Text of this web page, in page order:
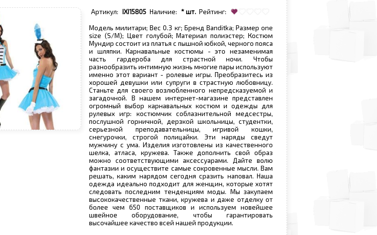
Артикул: IXI15805 Наличие: * шт. Рейтинг:
Модель милитари; Вес 0.3 кг; Бренд Banditka; Размер one
size (S/M); Цвет голубой; Материал полиэстер; Костюм
Мундир состоит из платья с пышной юбкой, черного пояса
и шляпки. Карнавальные костюмы - это незаменимая
часть гардероба для страстной ночи. Чтобы
разнообразить интимную жизнь многие пары используют
именно этот вариант - ролевые игры. Преобразитесь из
хорошей девушки или супруги в страстную любовницу.
Станьте для своего возлюбленного непредсказуемой и
загадочной. В нашем интернет-магазине представлен
огромный выбор карнавальных костюм и одежды для
рулевых игр: костюмчик соблазнительной медсестры,
послушной горничной, дерзкой школьницы, студентки,
серьезной преподавательницы, игривой кошки,
снегурочки, строгой полицайки. Эти наряды сведут
мужчину с ума. Изделия изготовлены из качественного
шелка, атласа, кружева. Также дополнить свой образ
можно соответствующими аксессуарами. Дайте волю
фантазии и осуществите самые сокровенные мысли. Вам
решать, каким нарядом сегодня сразить наповал. Наша
одежда идеально подходит для женщин, которые хотят
следовать последним тенденциям моды. Мы закупаем
высококачественные ткани, кружева и даже отделку от
более чем 650 поставщиков и используем новейшее
швейное оборудование, чтобы гарантировать
высочайшее качество всей нашей продукции.